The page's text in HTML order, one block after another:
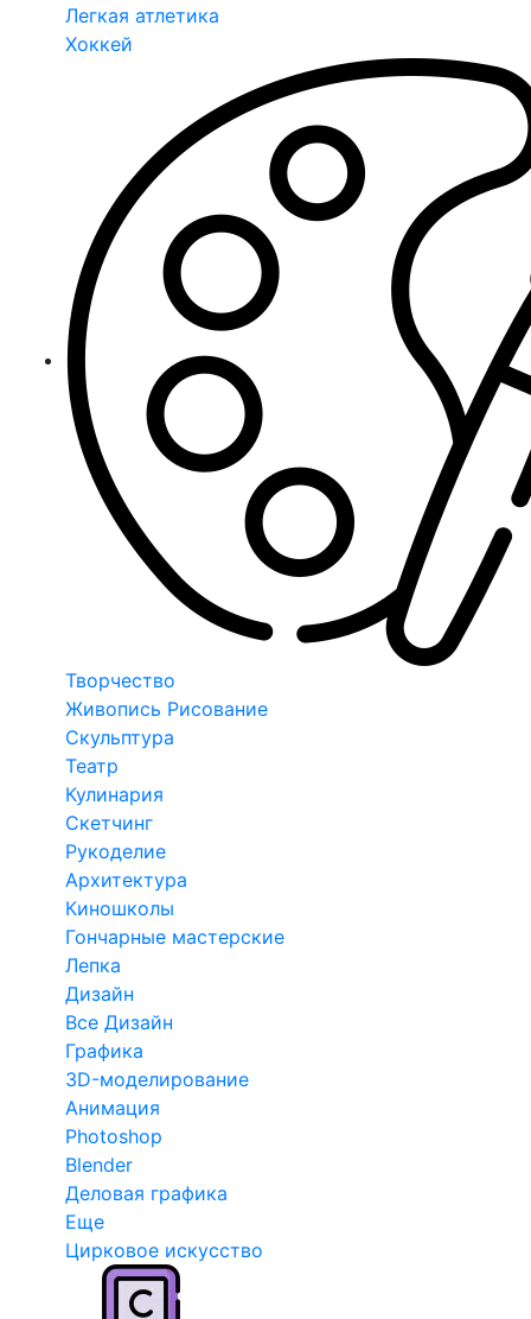
Легкая атлетика
Хоккей
Творчество
Живопись Рисование
Скульптура
Театр
Кулинария
Скетчинг
Рукоделие
Архитектура
Киношколы
Гончарные мастерские
Лепка
Дизайн
Все Дизайн
Графика
3D-моделирование
Анимация
Photoshop
Blender
Деловая графика
Еще
Цирковое искусство